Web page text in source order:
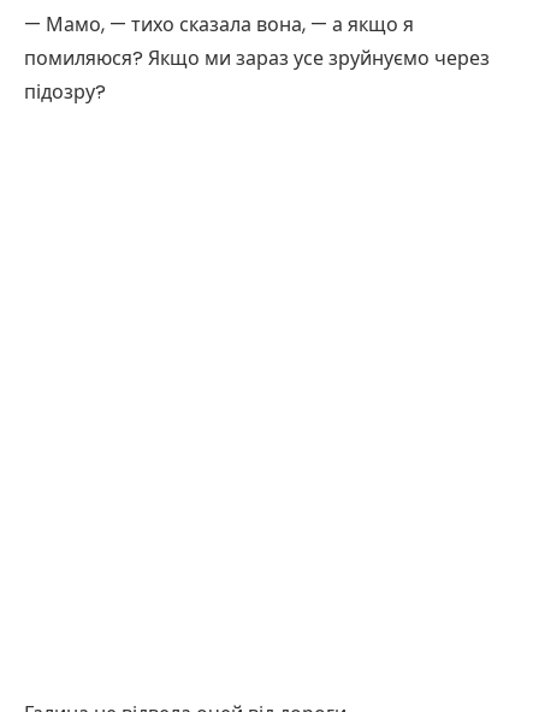
— Мамо, — тихо сказала вона, — а якщо я
помиляюся? Якщо ми зараз усе зруйнуємо через
підозру?